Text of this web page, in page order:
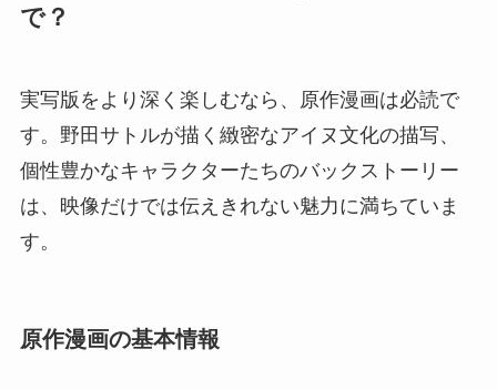
で？
実写版をより深く楽しむなら、原作漫画は必読で
す。野田サトルが描く緻密なアイヌ文化の描写、
個性豊かなキャラクターたちのバックストーリー
は、映像だけでは伝えきれない魅力に満ちていま
す。
原作漫画の基本情報